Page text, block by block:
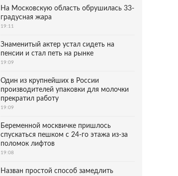
На Московскую область обрушилась 33-
градусная жара
19:11
Знаменитый актер устал сидеть на
пенсии и стал петь на рынке
19:09
Один из крупнейших в России
производителей упаковки для молочки
прекратил работу
19:09
Беременной москвичке пришлось
спускаться пешком с 24-го этажа из-за
поломок лифтов
19:08
Назван простой способ замедлить